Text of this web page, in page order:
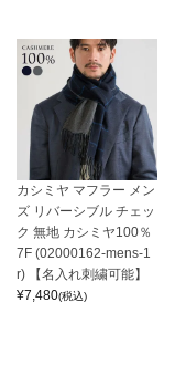
カシミヤ マフラー メン
ズ リバーシブル チェッ
ク 無地 カシミヤ100％
7F (02000162-mens-1
r) 【名入れ刺繍可能】
¥7,480(税込)